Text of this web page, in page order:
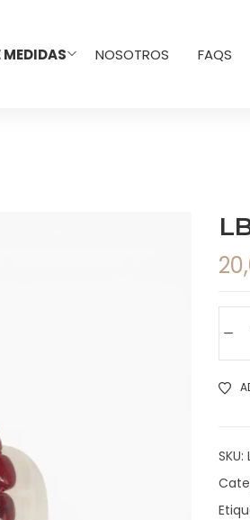
MEDIDAS NOSOTROS FAQS
SKU: